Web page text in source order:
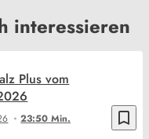
interessieren
bookmark_border
23:50 Min.
Plus vom